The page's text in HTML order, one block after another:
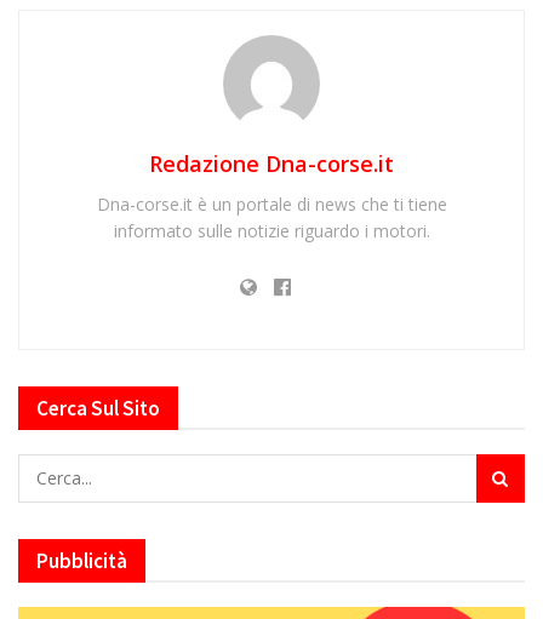
Redazione Dna-corse.it
Dna-corse.it è un portale di news che ti tiene
informato sulle notizie riguardo i motori.
Cerca Sul Sito
Pubblicità